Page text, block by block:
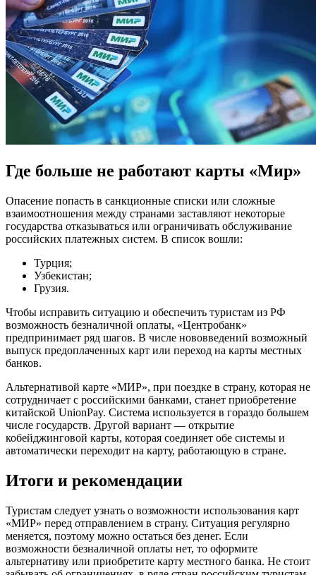
Где больше не работают карты «Мир»
Опасение попасть в санкционные списки или сложные
взаимоотношения между странами заставляют некоторые
государства отказываться или ограничивать обслуживание
российских платежных систем. В список вошли:
Турция;
Узбекистан;
Грузия.
Чтобы исправить ситуацию и обеспечить туристам из РФ
возможность безналичной оплаты, «Центробанк»
предпринимает ряд шагов. В числе нововведений возможный
выпуск предоплаченных карт или переход на карты местных
банков.
Альтернативой карте «МИР», при поездке в страну, которая не
сотрудничает с российскими банками, станет приобретение
китайской UnionPay. Система используется в гораздо большем
числе государств. Другой вариант — открытие
кобейджинговой карты, которая соединяет обе системы и
автоматически переходит на карту, работающую в стране.
Итоги и рекомендации
Туристам следует узнать о возможности использования карт
«МИР» перед отправлением в страну. Ситуация регулярно
меняется, поэтому можно остаться без денег. Если
возможности безналичной оплаты нет, то оформите
альтернативу или приобретите карту местного банка. Не стоит